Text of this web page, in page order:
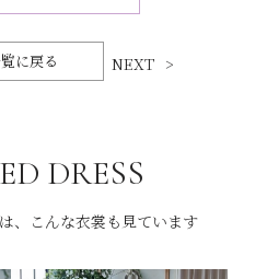
に戻る NEXT
DRESS
、こんな衣裳も見ています